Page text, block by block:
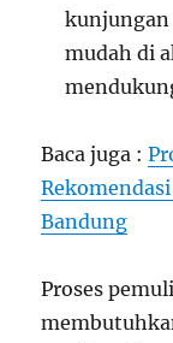
mudah di
Baca juga :
Bandung
Proses